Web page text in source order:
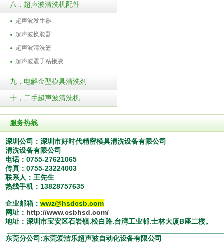
八，超声波清洗机配件
超声波发生器
超声波换能器
超声波清洗篮
超声波震子粘接胶
九，电解金型模具清洗剂
十，二手超声波清洗机
服务热线
深圳公司：深圳市好时代精密模具清洗设备有限公司
清洗设备有限公司
电话：0755-27621065
传真：0755-23224003
联系人：王先生
热线手机：13828757635
企业邮箱： wwz@hsdcsb.com
网址： http://www.csbhsd.com/
地址：深圳市宝安区石岩镇.松白路.台湾工业邨.士林大厦B座二楼。
东莞分公司:东莞爱洁乐超声波自动化设备有限公司